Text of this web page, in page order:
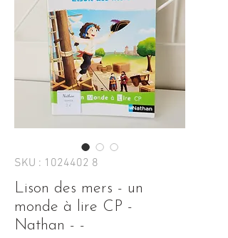
SKU : 1024402 8
Lison des mers - un
monde à lire CP -
Nathan - -